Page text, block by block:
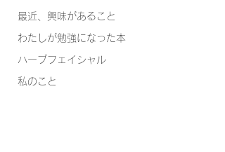
最近、興味があること
わたしが勉強になった本
ハーブフェイシャル
私のこと